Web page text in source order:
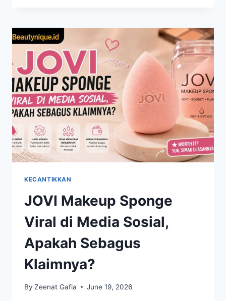
VIRAL
TERNYATA
PUNYA
BANYAK
MANFAAT
KECANTIKKAN
JOVI Makeup Sponge
Viral di Media Sosial,
Apakah Sebagus
Klaimnya?
By Zeenat Gafia June 19, 2026